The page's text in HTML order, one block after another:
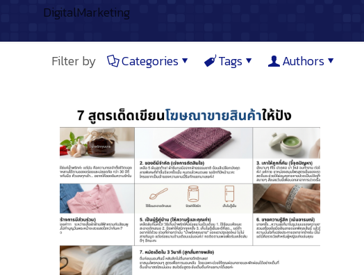
DigitalMarketing
Filter by Categories Tags Authors